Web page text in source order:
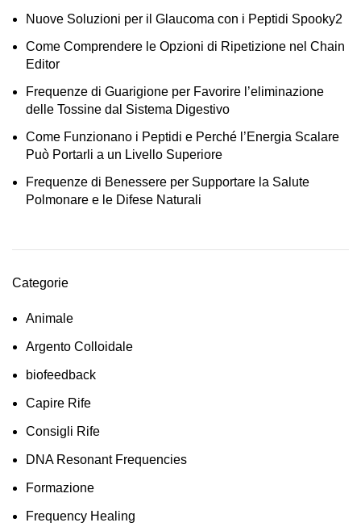
Nuove Soluzioni per il Glaucoma con i Peptidi Spooky2
Come Comprendere le Opzioni di Ripetizione nel Chain
Editor
Frequenze di Guarigione per Favorire l’eliminazione
delle Tossine dal Sistema Digestivo
Come Funzionano i Peptidi e Perché l’Energia Scalare
Può Portarli a un Livello Superiore
Frequenze di Benessere per Supportare la Salute
Polmonare e le Difese Naturali
Categorie
Animale
Argento Colloidale
biofeedback
Capire Rife
Consigli Rife
DNA Resonant Frequencies
Formazione
Frequency Healing